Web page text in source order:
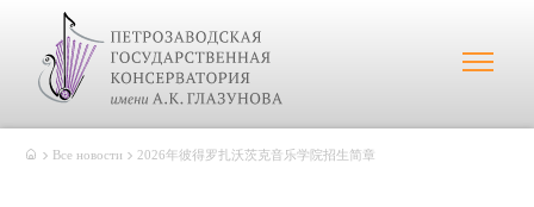
Все новости 2026年彼得罗扎沃茨克音乐学院招生简章